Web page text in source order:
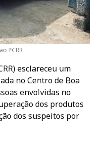
PCRR
esclareceu um
no Centro de Boa
envolvidas no
dos produtos
dos suspeitos por